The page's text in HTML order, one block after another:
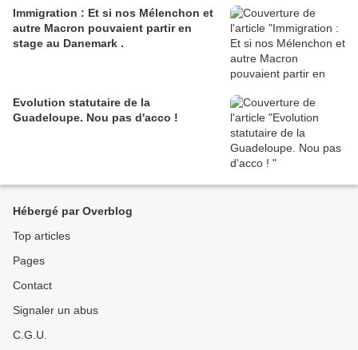
Immigration : Et si nos Mélenchon et
autre Macron pouvaient partir en
stage au Danemark .
Evolution statutaire de la
Guadeloupe. Nou pas d'acco !
Hébergé par Overblog
Top articles
Pages
Contact
Signaler un abus
C.G.U.